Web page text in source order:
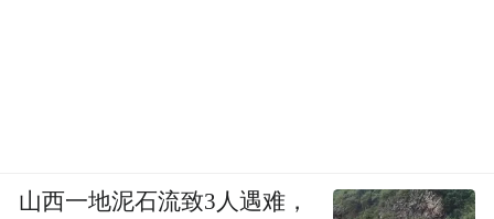
山西一地泥石流致3人遇难，